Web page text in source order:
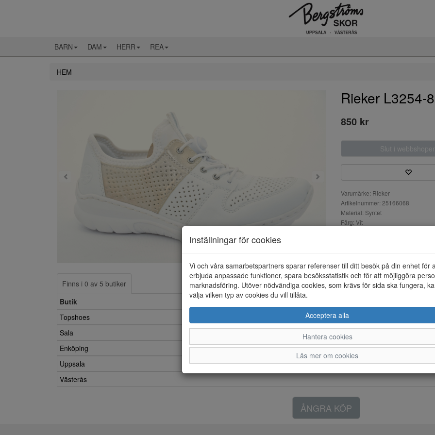
BARN DAM HERR REA
HEM
Rieker L3254-
850 kr
Slut i
Varumärke: Rieker
Artikelnummer: 25166068
Material: Syntet
Färg: Vit
är i textil.
Finns i 0 av 5 butiker
Butik
Topshoes
Sala
Enköping
Uppsala
Västerås
ÅNGRA KÖP
Inställningar för cookies
Vi och våra samarbetspartners sparar referenser till ditt besök på din enhet för
erbjuda anpassade funktioner, spara besöksstatistik och för att möjliggöra
marknadsföring. Utöver nödvändiga cookies, som krävs för sida ska fungera,
välja vilken typ av cookies du vill tillåta.
Acceptera alla
Hantera cookies
Läs mer om cookies